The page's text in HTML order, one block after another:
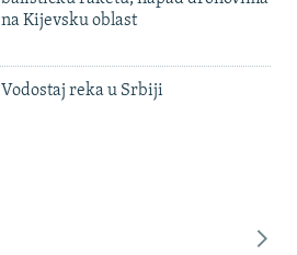
na Kijevsku oblast
Vodostaj reka u Srbiji